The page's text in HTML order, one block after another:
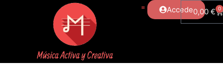
Accede0,00 € 0